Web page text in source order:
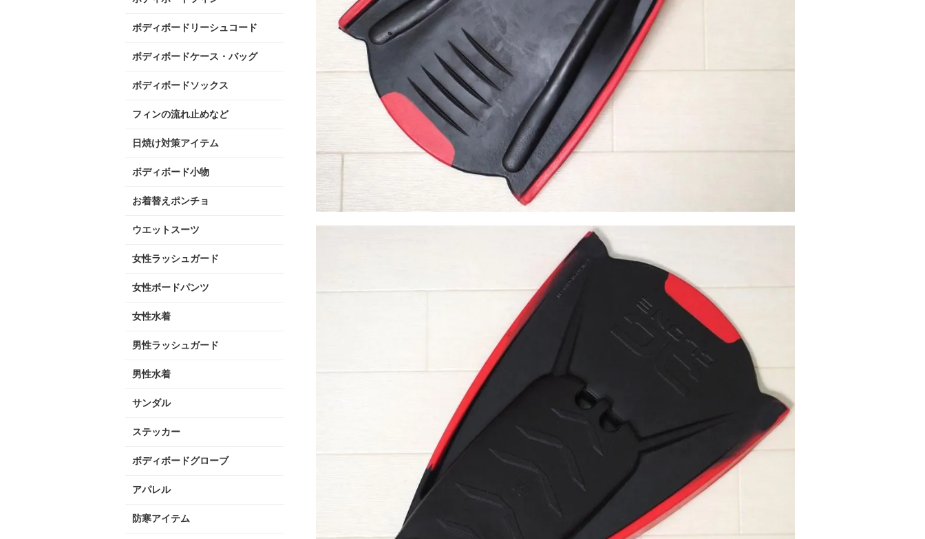
ボディボードリーシュコード
ボディボードケース・バッグ
ボディボードソックス
フィンの流れ止めなど
日焼け対策アイテム
ボディボード小物
お着替えポンチョ
ウエットスーツ
女性ラッシュガード
女性ボードパンツ
女性水着
男性ラッシュガード
男性水着
サンダル
ステッカー
ボディボードグローブ
アパレル
防寒アイテム